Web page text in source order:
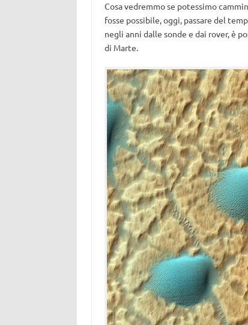
Cosa vedremmo se potessimo
fosse possibile, oggi, passare del
negli anni dalle sonde e dai rover, è
di Marte.